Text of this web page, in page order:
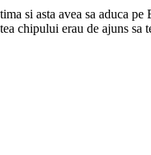
si asta avea sa aduca
chipului erau de ajuns sa